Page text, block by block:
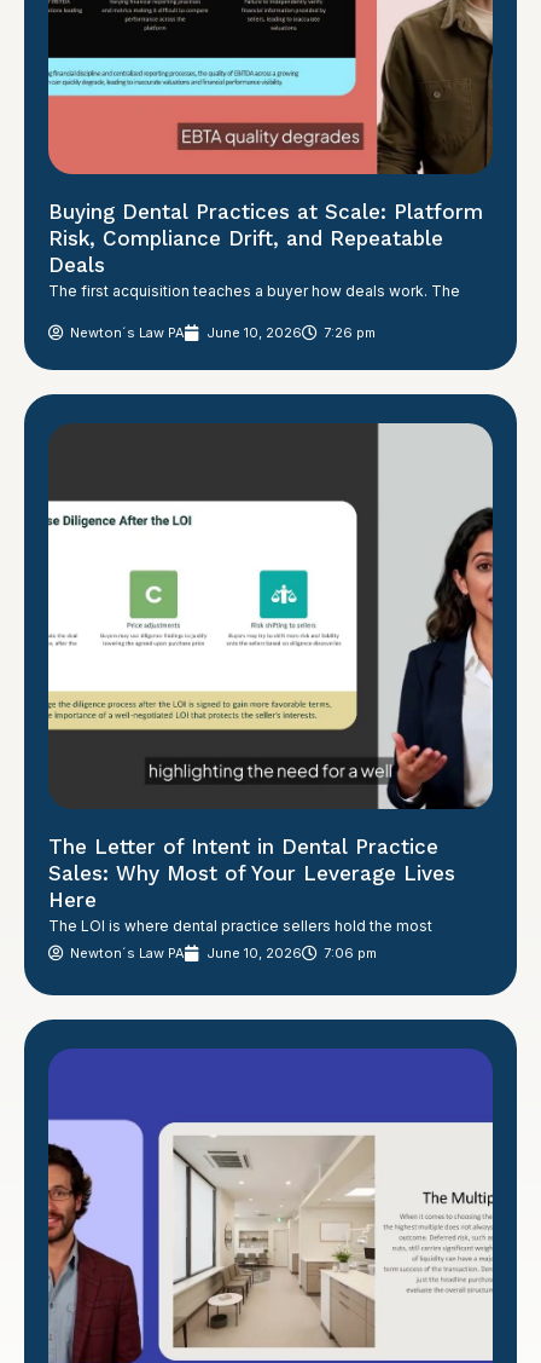
Buying Dental Practices at Scale: Platform
Risk, Compliance Drift, and Repeatable
Deals
The first acquisition teaches a buyer how deals work. The
Newton´s Law PA June 10, 2026 7:26 pm
The Letter of Intent in Dental Practice
Sales: Why Most of Your Leverage Lives
Here
The LOI is where dental practice sellers hold the most
Newton´s Law PA June 10, 2026 7:06 pm